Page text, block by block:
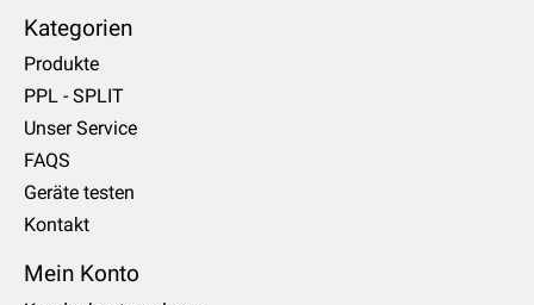
Kategorien
Produkte
PPL - SPLIT
Unser Service
FAQS
Geräte testen
Kontakt
Mein Konto